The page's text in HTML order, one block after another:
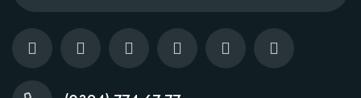
BestSol Sıvı Solucan Gübresi 1 Litre
146,77 TL